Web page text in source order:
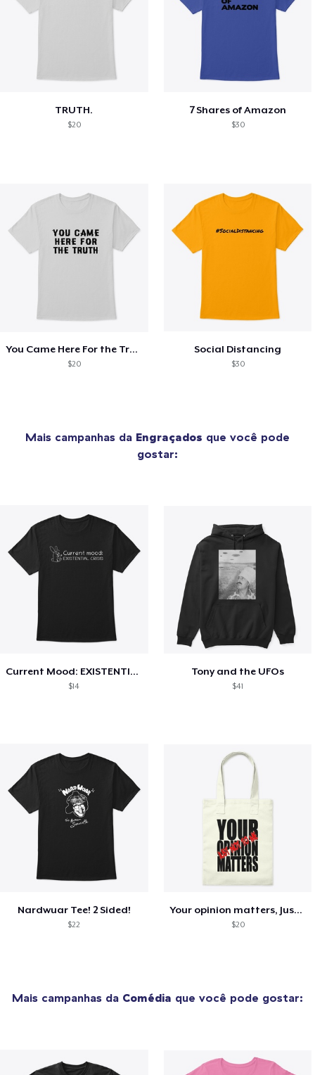
TRUTH.
$20
7 Shares of Amazon
$30
You Came Here For the Truth
$20
Social Distancing
$30
Mais campanhas da Engraçados que você pode
gostar:
Current Mood: EXISTENTIAL CRISIS
$14
Tony and the UFOs
$41
Nardwuar Tee! 2 Sided!
$22
Your opinion matters, Just not to me!
$20
Mais campanhas da Comédia que você pode gostar: